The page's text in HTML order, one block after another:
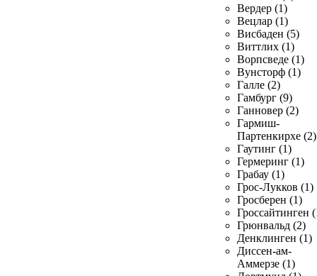
Вердер (1)
Вецлар (1)
Висбаден (5)
Виттлих (1)
Ворпсведе (1)
Вунсторф (1)
Галле (2)
Гамбург (9)
Ганновер (2)
Гармиш-
Партенкирхе (2)
Гаутинг (1)
Гермеринг (1)
Грабау (1)
Грос-Лукков (1)
Гросберен (1)
Гроссайтинген
Грюнвальд (2)
Денклинген (1)
Диссен-ам-
Аммерзе (1)